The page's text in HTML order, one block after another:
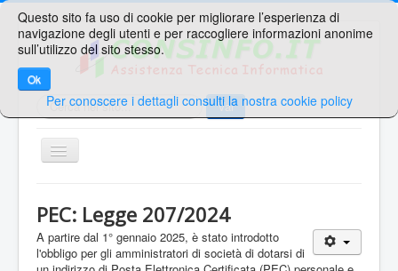
Cerca... Vai
TPL_PROTOSTAR_TOGGLE_MENU
Ricerche Veloci
Web Mail
PEC: Legge 207/2024
A partire dal 1° gennaio 2025, è stato introdotto
l'obbligo per gli amministratori di società di dotarsi di
Questo sito fa uso di cookie per migliorare l’esperienza di
navigazione degli utenti e per raccogliere informazioni anonime
sull’utilizzo del sito stesso.
Ok
Per conoscere i dettagli consulti la nostra cookie policy